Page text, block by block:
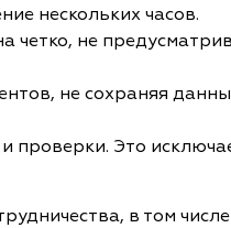
нескольких часов.
четко, не
не сохраняя
проверки. Это
в том